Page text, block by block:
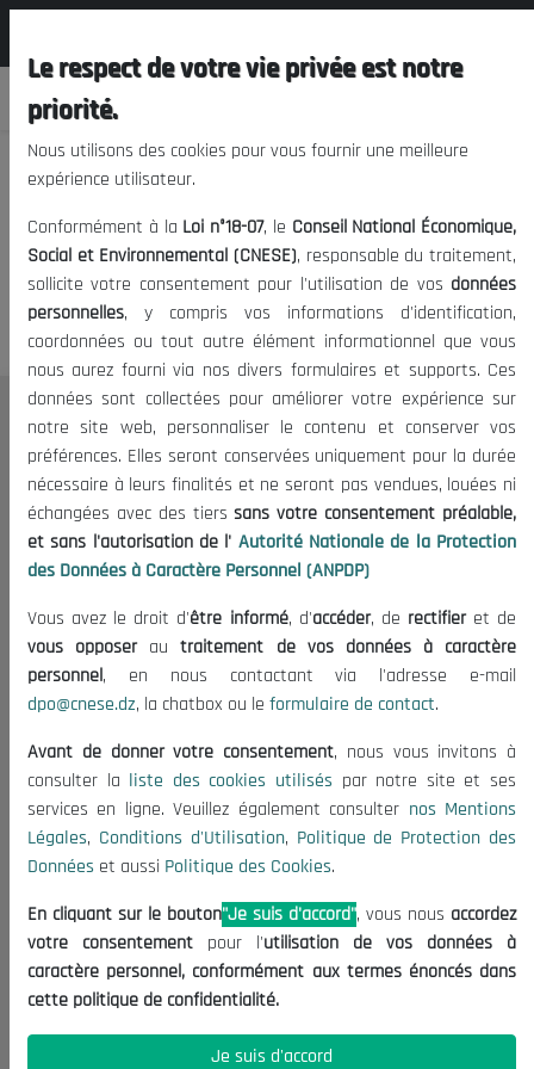
Nous vous prions de nous
excuser, mais l'accès à ce
contenu est restreint.
Le CNESE
A Propos
Le président
Organisation
Publications
Informations utiles
Appels d'offres et Consultations
Mentions Légales
Conditions d'Utilisation
Politique de Protection des Données
Politique des Cookies
Nous Contacter
(+213) 021 98 01 00|01|02
contact@cnese.dz
Suggestions ou Initiatives ?
Newsletter
dernières nouvelles.
Le respect de votre vie privée est notre
priorité.
Nous utilisons des cookies pour vous fournir une meilleure
expérience utilisateur.
Conformément à la Loi n°18-07, le Conseil National Économique,
Social et Environnemental (CNESE), responsable du traitement,
sollicite votre consentement pour l'utilisation de vos données
personnelles, y compris vos informations d'identification,
coordonnées ou tout autre élément informationnel que vous
nous aurez fourni via nos divers formulaires et supports. Ces
données sont collectées pour améliorer votre expérience sur
notre site web, personnaliser le contenu et conserver vos
préférences. Elles seront conservées uniquement pour la durée
nécessaire à leurs finalités et ne seront pas vendues, louées ni
échangées avec des tierssans votre consentement préalable,
et sans l'autorisation de l' Autorité Nationale de la Protection
des Données à Caractère Personnel (ANPDP)
Vous avez le droit d'être informé, d'accéder, de rectifieret de
vous opposerautraitement de vos données à caractère
personnel, en nous contactant via l'adresse e-mail
dpo@cnese.dz, la chatbox ou le formulaire de contact.
Avant de donner votre consentement, nous vous invitons à
consulter la liste des cookies utilisés par notre site et ses
services en ligne. Veuillez également consulter nos Mentions
Légales, Conditions d'Utilisation, Politique de Protection des
Données et aussi Politique des Cookies.
En cliquant sur le bouton"Je suis d'accord", vous nous accordez
votre consentement pour l'utilisation de vos données à
caractère personnel, conformément aux termes énoncés dans
cette politique de confidentialité.
Je suis d'accord